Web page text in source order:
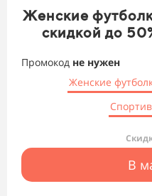
Женские
скидкой до
Промокод не нужен
Женские
В